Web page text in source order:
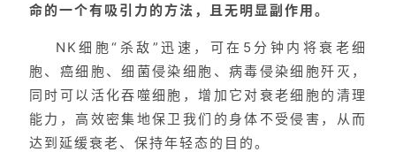
命的一个有吸引力的方法，且无明显副作用。
NK细胞“杀敌”迅速，可在5分钟内将衰老细
胞、癌细胞、细菌侵染细胞、病毒侵染细胞歼灭，
同时可以活化吞噬细胞，增加它对衰老细胞的清理
能力，高效密集地保卫我们的身体不受侵害，从而
达到延缓衰老、保持年轻态的目的。